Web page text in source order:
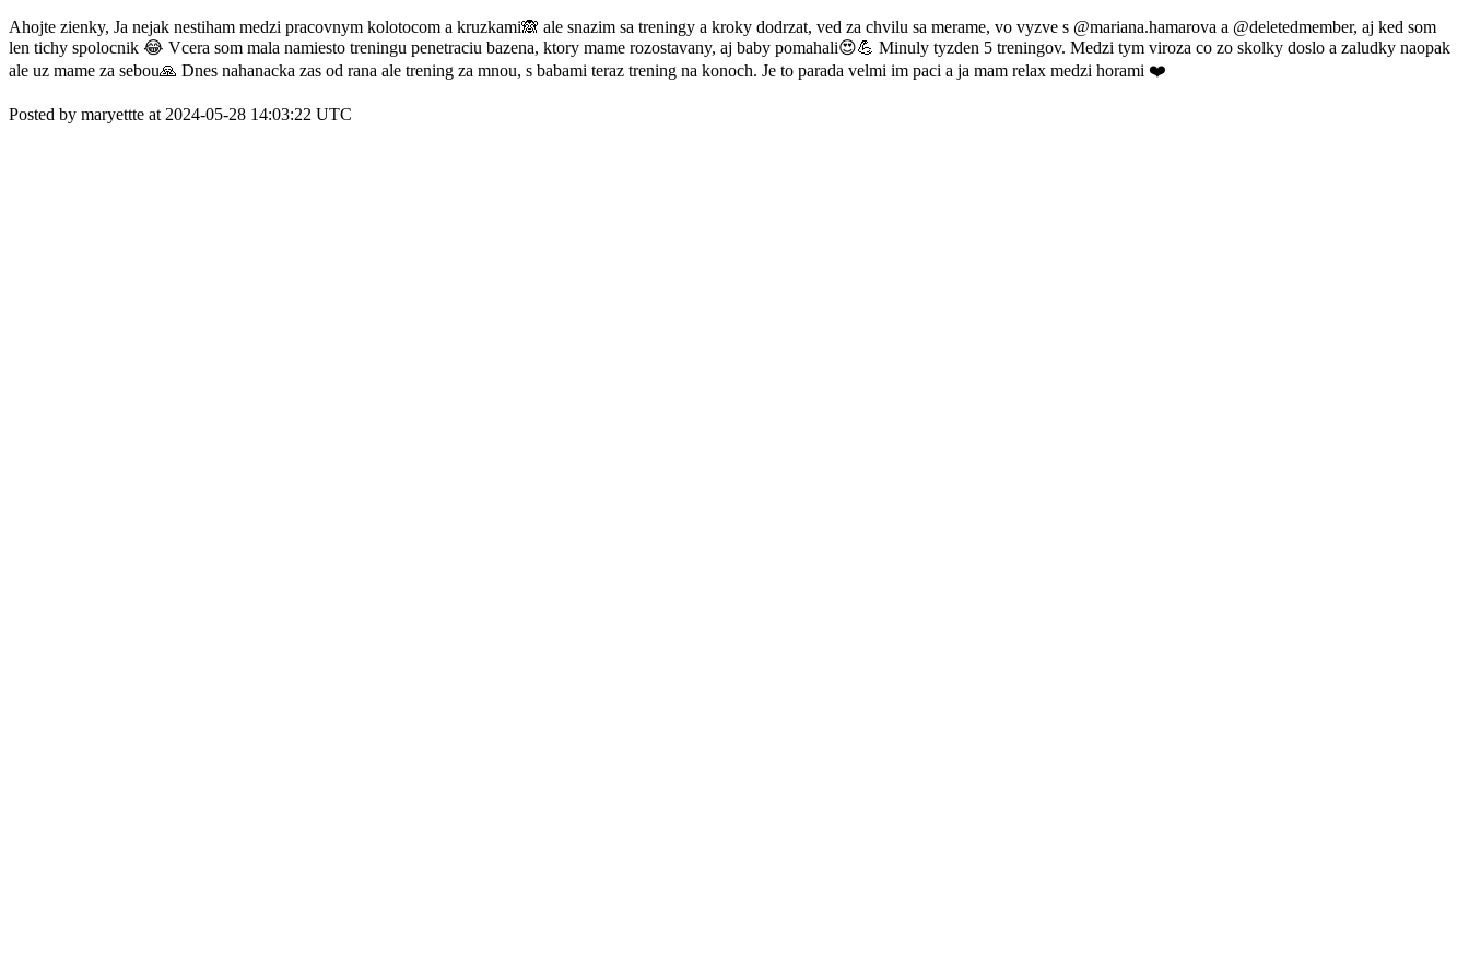
Ahojte zienky, Ja nejak nestiham medzi pracovnym kolotocom a kruzkami🙈 ale snazim sa treningy a kroky dodrzat, ved za chvilu sa merame, vo vyzve s @mariana.hamarova a @deletedmember, aj ked som
len tichy spolocnik 😂 Vcera som mala namiesto treningu penetraciu bazena, ktory mame rozostavany, aj baby pomahali😍💪 Minuly tyzden 5 treningov. Medzi tym viroza co zo skolky doslo a zaludky naopak
ale uz mame za sebou🙏 Dnes nahanacka zas od rana ale trening za mnou, s babami teraz trening na konoch. Je to parada velmi im paci a ja mam relax medzi horami ❤️
Posted by maryettte at 2024-05-28 14:03:22 UTC